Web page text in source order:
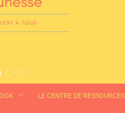
LE CENTRE DE RESSOURCES